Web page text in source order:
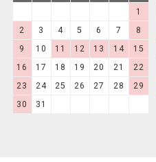
1
2
3 4 5 6 7
8
9
10 11 12 13 14
15
16
17 18 19 20 21
22
23
24 25 26 27 28
29
30
31